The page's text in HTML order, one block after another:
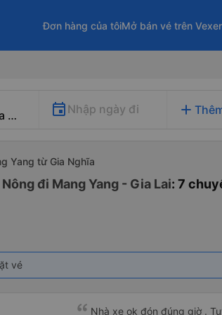
Đơn hàng của tôiMở bán vé trên
Nhập ngày đi add
Yang từ Gia Nghĩa
đi Mang Yang - Gia Lai: 7
vé
Nhà xe ok đón đúng giờ .